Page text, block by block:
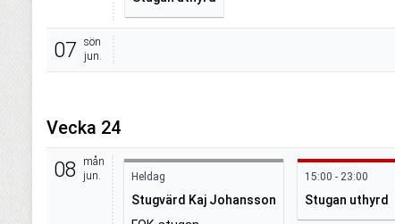
07
sön
jun.
Vecka 24
08
mån
jun.
Heldag
Stugvärd Kaj Johansson
15:00 - 23:00
Stugan uthyrd